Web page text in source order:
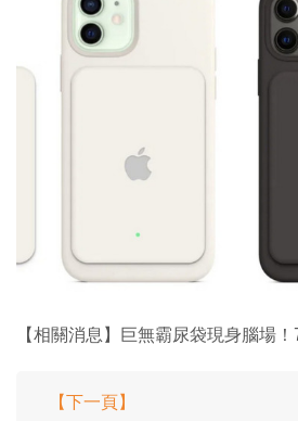
【相關消息】巨無霸尿袋現身腦場！
【下一頁】